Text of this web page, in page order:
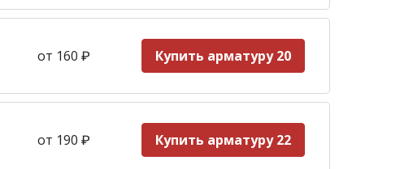
от 160₽ Купить арматуру 20
от 190 ₽ Купить арматуру 22